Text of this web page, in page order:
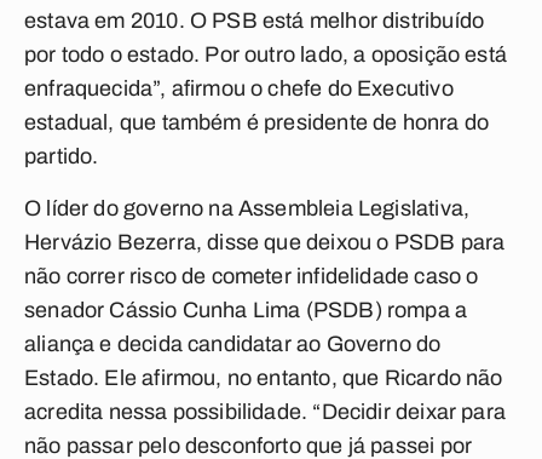
estava em 2010. O PSB está melhor distribuído
por todo o estado. Por outro lado, a oposição está
enfraquecida”, afirmou o chefe do Executivo
estadual, que também é presidente de honra do
partido.
O líder do governo na Assembleia Legislativa,
Hervázio Bezerra, disse que deixou o PSDB para
não correr risco de cometer infidelidade caso o
senador Cássio Cunha Lima (PSDB) rompa a
aliança e decida candidatar ao Governo do
Estado. Ele afirmou, no entanto, que Ricardo não
acredita nessa possibilidade. “Decidir deixar para
não passar pelo desconforto que já passei por